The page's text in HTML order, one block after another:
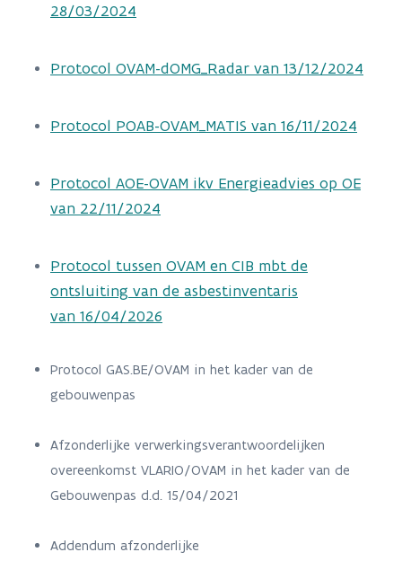
28/03/2024
Protocol OVAM-dOMG_Radar van 13/12/2024
Protocol POAB-OVAM_MATIS van 16/11/2024
Protocol AOE-OVAM ikv Energieadvies op OE
van 22/11/2024
Protocol tussen OVAM en CIB mbt de
ontsluiting van de asbestinventaris
van 16/04/2026
Protocol GAS.BE/OVAM in het kader van de
gebouwenpas
Afzonderlijke verwerkingsverantwoordelijken
overeenkomst VLARIO/OVAM in het kader van de
Gebouwenpas d.d. 15/04/2021
Addendum afzonderlijke